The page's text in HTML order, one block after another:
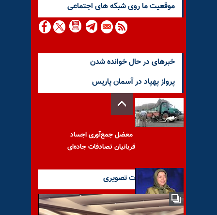
موقعيت ما روى شبكه هاى اجتماعى
خبرهای در حال خوانده شدن
پرواز پهپاد در آسمان پاریس
معضل جمع‌آوری اجساد
قربانیان تصادفات جاده‌ای
نگاهی به برنامه ۱۰ماده‌ای مریم
آخرین گزارشات تصویری